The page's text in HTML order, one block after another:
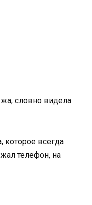
словно видела
всегда
телефон, на